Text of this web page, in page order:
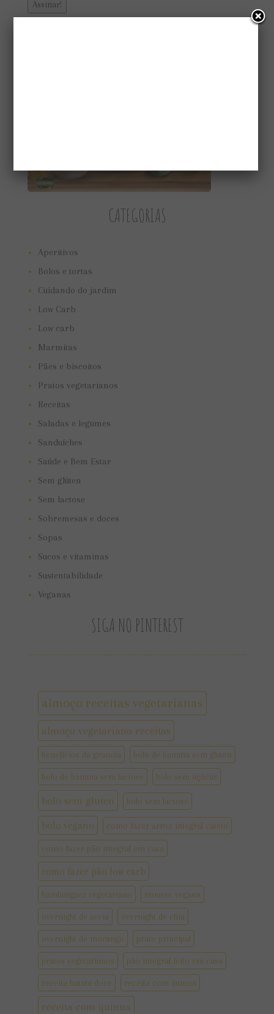
CATEGORIAS
Aperitivos
Bolos e tortas
Cuidando do jardim
Low Carb
Low carb
Marmitas
Pães e biscoitos
Pratos vegetarianos
Receitas
Saladas e legumes
Sanduíches
Saúde e Bem Estar
Sem glúten
Sem lactose
Sobremesas e doces
Sopas
Sucos e vitaminas
Sustentabilidade
Veganas
SIGA NO PINTEREST
almoço receitas vegetarianas
almoço vegetariano receitas
benefícios da granola bolo de banana sem gluten
bolo de banana sem lactose bolo sem açúcar
bolo sem gluten bolo sem lactose
bolo vegano como fazer arroz integral cateto
como fazer pão integral em casa
como fazer pão low carb
hamburguer vegetariano mousse vegana
overnight de aveia overnight de chia
overnight de morango prato principal
pratos vegetarianos pão integral feito em casa
receita batata doce receita com quinoa
receita com quinua